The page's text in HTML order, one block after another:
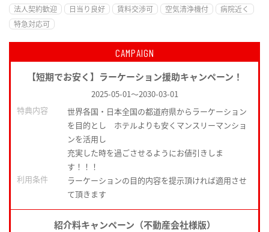
法人契約歓迎
日当り良好 賃料交渉可 空気清浄機付
病院近く
特急対応可
CAMPAIGN
【短期でお安く】ラーケーション援助キャンペーン！
2025-05-01～2030-03-01
特典内容
世界各国・日本全国の都道府県からラーケーション
を目的とし ホテルよりも安くマンスリーマンショ
ンを活用し
充実した時を過ごさせるようにお値引きしま
す！！！
利用条件
ラーケーションの目的内容を提示頂ければ適用させ
て頂きます
紹介料キャンペーン（不動産会社様版）